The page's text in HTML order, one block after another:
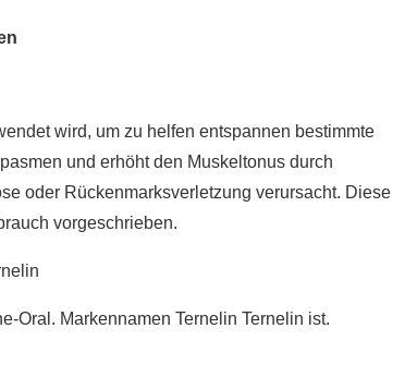
wird, um zu helfen entspannen bestimmte
und erhöht den Muskeltonus durch
oder Rückenmarksverletzung verursacht. Diese
vorgeschrieben.
Oral. Markennamen Ternelin Ternelin ist.